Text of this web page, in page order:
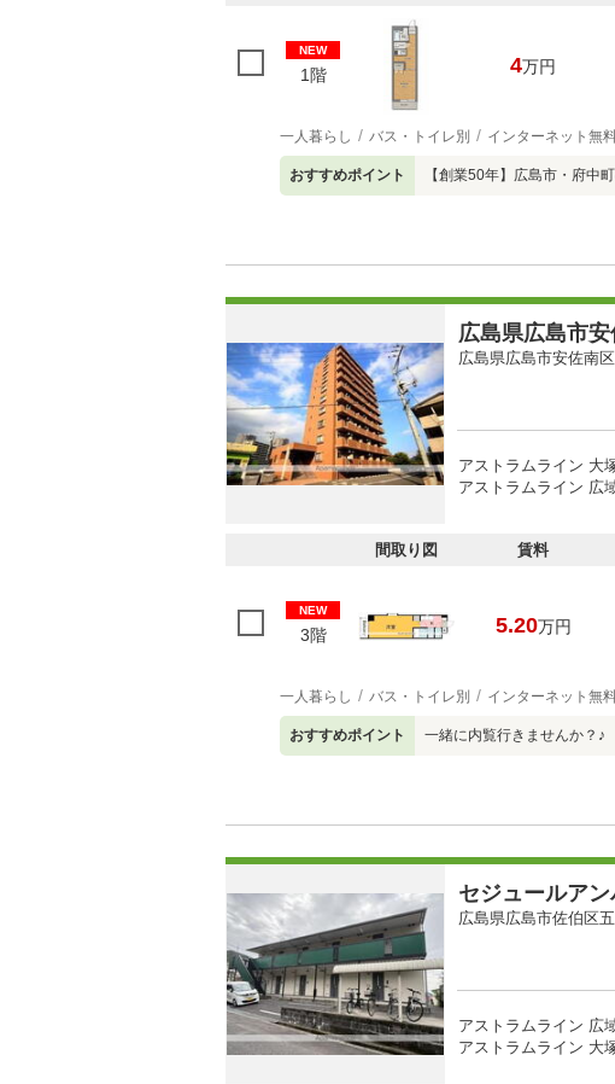
NEW
1階 4万円
一人暮らし バス・トイレ別 インターネット無
おすすめポイント 【創業50年】広島市・府中
広島県広島市
広島県広島市安佐南
アストラムライン 大
アストラムライン 広
間取り図 賃料
NEW
3階 5.20万円
一人暮らし バス・トイレ別 インターネット無
おすすめポイント 一緒に内覧行きませんか？♪
セジュールアン
広島県広島市佐伯区
アストラムライン 広
アストラムライン 大